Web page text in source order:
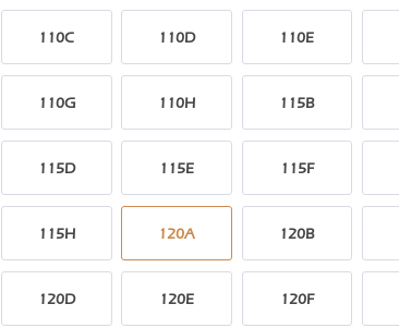
110C 110D 110E
110G 110H 115B
115D 115E 115F
115H 120A 120B
120D 120E 120F